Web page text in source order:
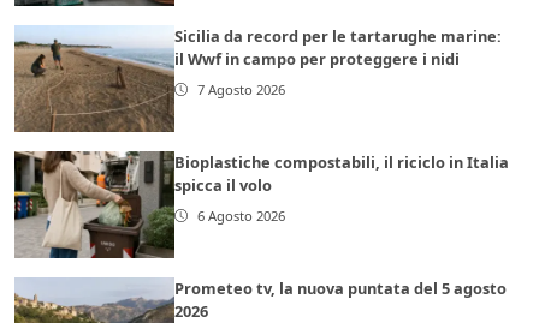
Sicilia da record per le tartarughe marine:
il Wwf in campo per proteggere i nidi
7 Agosto 2026
Bioplastiche compostabili, il riciclo in Italia
spicca il volo
6 Agosto 2026
Prometeo tv, la nuova puntata del 5 agosto
2026